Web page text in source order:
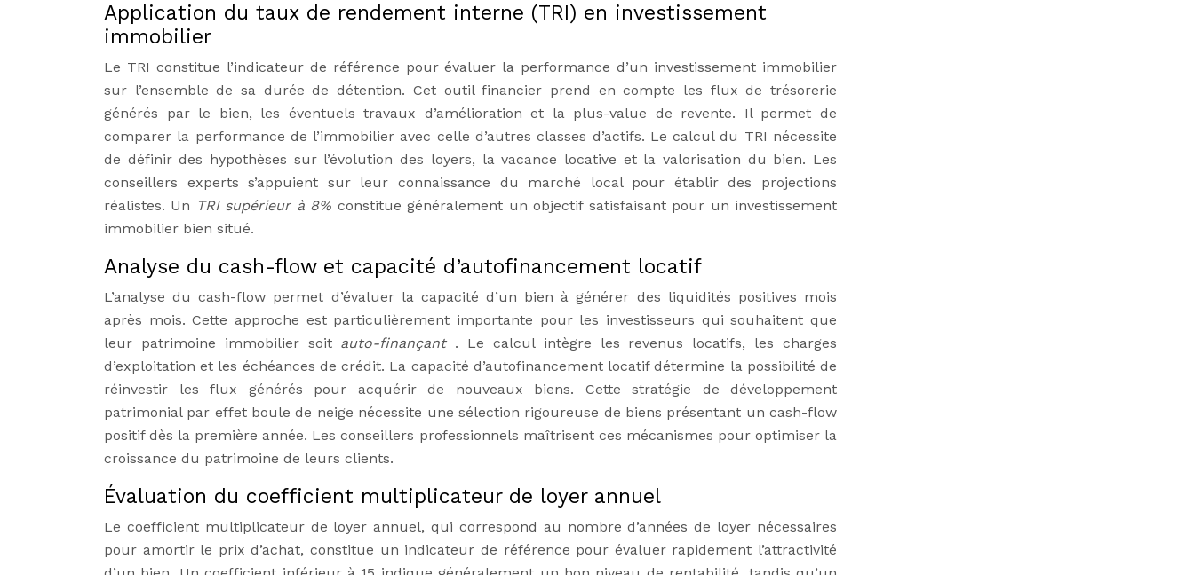
Application du taux de rendement interne (TRI) en investissement
immobilier
Le TRI constitue l’indicateur de référence pour évaluer la performance d’un investissement immobilier
sur l’ensemble de sa durée de détention. Cet outil financier prend en compte les flux de trésorerie
générés par le bien, les éventuels travaux d’amélioration et la plus-value de revente. Il permet de
comparer la performance de l’immobilier avec celle d’autres classes d’actifs. Le calcul du TRI nécessite
de définir des hypothèses sur l’évolution des loyers, la vacance locative et la valorisation du bien. Les
conseillers experts s’appuient sur leur connaissance du marché local pour établir des projections
réalistes. Un TRI supérieur à 8% constitue généralement un objectif satisfaisant pour un investissement
immobilier bien situé.
Analyse du cash-flow et capacité d’autofinancement locatif
L’analyse du cash-flow permet d’évaluer la capacité d’un bien à générer des liquidités positives mois
après mois. Cette approche est particulièrement importante pour les investisseurs qui souhaitent que
leur patrimoine immobilier soit auto-finançant . Le calcul intègre les revenus locatifs, les charges
d’exploitation et les échéances de crédit. La capacité d’autofinancement locatif détermine la possibilité de
réinvestir les flux générés pour acquérir de nouveaux biens. Cette stratégie de développement
patrimonial par effet boule de neige nécessite une sélection rigoureuse de biens présentant un cash-flow
positif dès la première année. Les conseillers professionnels maîtrisent ces mécanismes pour optimiser la
croissance du patrimoine de leurs clients.
Évaluation du coefficient multiplicateur de loyer annuel
Le coefficient multiplicateur de loyer annuel, qui correspond au nombre d’années de loyer nécessaires
pour amortir le prix d’achat, constitue un indicateur de référence pour évaluer rapidement l’attractivité